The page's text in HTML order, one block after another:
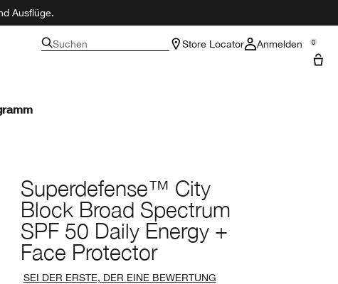
Ausflüge.
Suchen Store Locator Anmelden 0
Superdefense™ City
Block Broad Spectrum
SPF 50 Daily Energy +
Face Protector
SEI DER ERSTE, DER EINE BEWERTUNG